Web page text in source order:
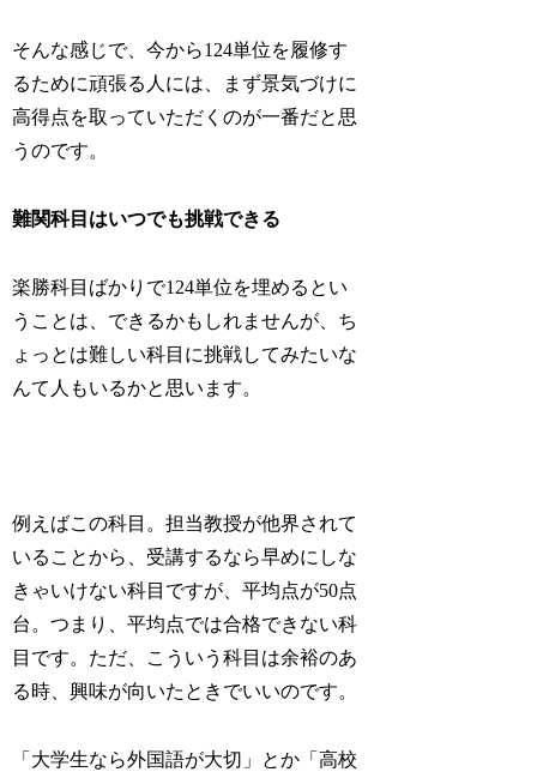
そんな感じで、今から124単位を履修す
るために頑張る人には、まず景気づけに
高得点を取っていただくのが一番だと思
うのです。
難関科目はいつでも挑戦できる
楽勝科目ばかりで124単位を埋めるとい
うことは、できるかもしれませんが、ち
ょっとは難しい科目に挑戦してみたいな
んて人もいるかと思います。
例えばこの科目。担当教授が他界されて
いることから、受講するなら早めにしな
きゃいけない科目ですが、平均点が50点
台。つまり、平均点では合格できない科
目です。ただ、こういう科目は余裕のあ
る時、興味が向いたときでいいのです。
「大学生なら外国語が大切」とか「高校